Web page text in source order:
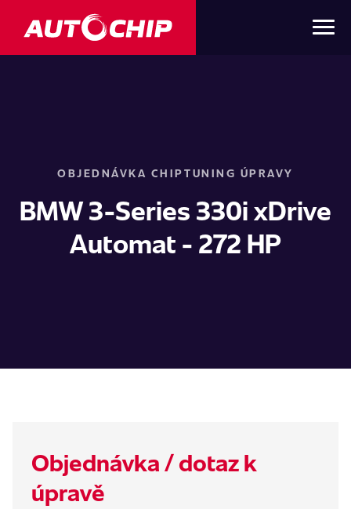
OBJEDNÁVKA CHIPTUNING ÚPRAVY
BMW 3-Series 330i xDrive
Automat - 272 HP
Objednávka / dotaz k
úpravě